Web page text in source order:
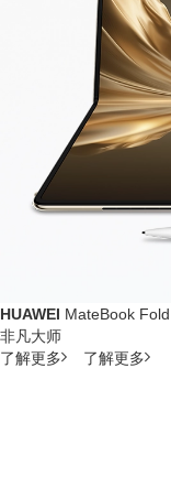
HUAWEI MateBook Fold
非凡大师
了解更多
了解更多